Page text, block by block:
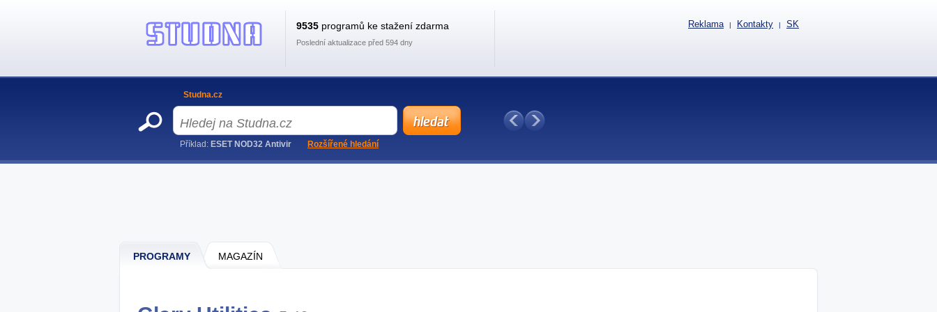
PROGRAMY MAGAZÍN
9535 programů ke stažení zdarma
Poslední aktualizace před 594 dny
Reklama | Kontakty | SK
Studna.cz
Příklad: ESET NOD32 Antivir Rozšířené hledání